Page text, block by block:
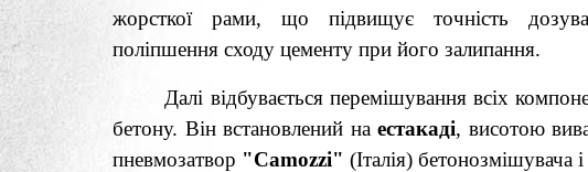
жорсткої рами, що підвищує точність
поліпшення сходу цементу при його залипання.
Далі відбувається перемішування всіх
бетону. Він встановлений наестакаді, висотою
пневмозатвор "Camozzi" (Італія)